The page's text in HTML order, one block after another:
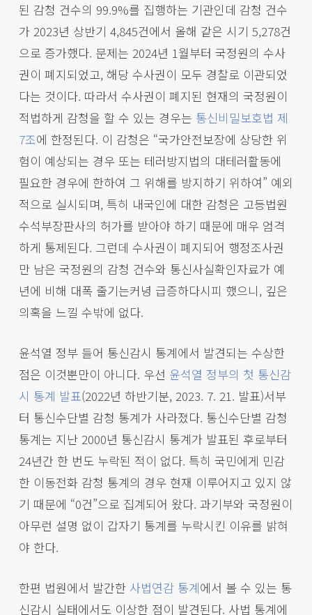
된 감청 건수의 99.9%를 집행하는 기관인데 감청 건수
가 2023년 상반기 4,845건에서 올해 같은 시기 5,278건
으로 증가했다. 문제는 2024년 1월부터 국정원의 수사
권이 폐지되었고, 해당 수사권이 모두 경찰로 이관되었
다는 것이다. 따라서 수사권이 폐지된 현재의 국정원이
적법하게 감청을 할 수 있는 경우는 통신비밀보호법 제
7조에 한정된다. 이 감청은 “국가안전보장에 상당한 위
험이 예상되는 경우 또는 테러방지법의 대테러활동에
필요한 경우에 한하여 그 위해를 방지하기 위하여” 예외
적으로 실시되며, 특히 내국인에 대한 감청은 고등법원
수석부장판사의 허가를 받아야 하기 때문에 매우 엄격
하게 통제된다. 그런데 수사권이 폐지되어 행정조사권
만 남은 국정원의 감청 건수와 통신사실확인자료가 예
년에 비해 대폭 줄기는커녕 급증하다시피 했으니, 깊은
의혹을 느낄 수밖에 없다.
윤석열 정부 들어 통신감시 통계에서 발견되는 수상한
점은 이것뿐만이 아니다. 우선 윤석열 정부의 첫 통신감
시 통계 발표(2022년 하반기분, 2023. 7. 21. 발표)서부
터 통신수단별 감청 통계가 사라졌다. 통신수단별 감청
통계는 지난 2000년 통신감시 통계가 발표된 후로부터
24년간 한 번도 누락된 적이 없다. 특히 국민에게 민감
한 이동전화 감청 통계의 경우 현재 이루어지고 있지 않
기 때문에 “0건”으로 집계되어 왔다. 과기부와 국정원이
아무런 설명 없이 갑자기 통계를 누락시킨 이유를 밝혀
야 한다.
한편 법원에서 발간한 사법연감 통계에서 볼 수 있는 통
신감시 실태에서도 이상한 점이 발견된다. 사법 통계에